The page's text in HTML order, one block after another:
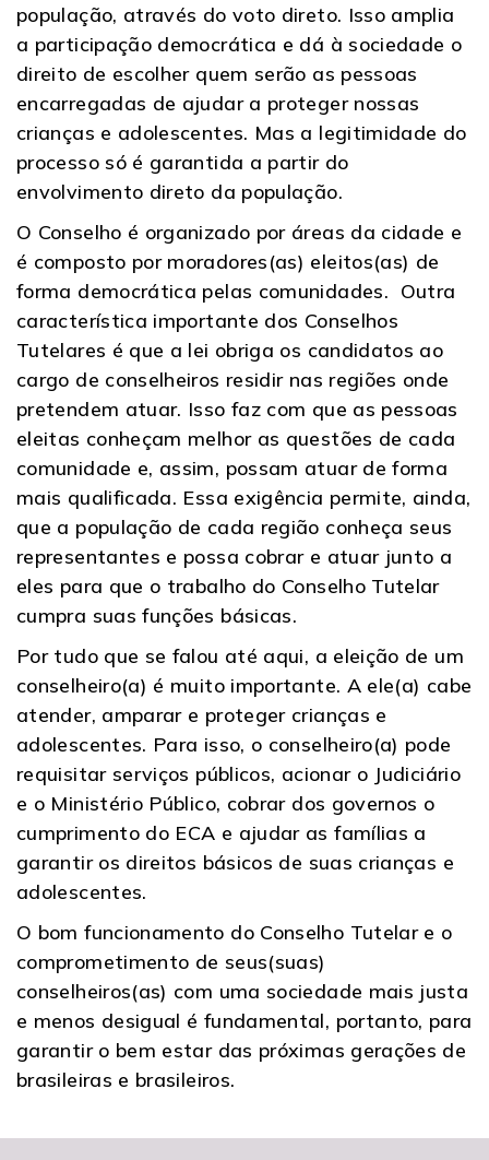
população, através do voto direto. Isso amplia
a participação democrática e dá à sociedade o
direito de escolher quem serão as pessoas
encarregadas de ajudar a proteger nossas
crianças e adolescentes. Mas a legitimidade do
processo só é garantida a partir do
envolvimento direto da população.
O Conselho é organizado por áreas da cidade e
é composto por moradores(as) eleitos(as) de
forma democrática pelas comunidades. Outra
característica importante dos Conselhos
Tutelares é que a lei obriga os candidatos ao
cargo de conselheiros residir nas regiões onde
pretendem atuar. Isso faz com que as pessoas
eleitas conheçam melhor as questões de cada
comunidade e, assim, possam atuar de forma
mais qualificada. Essa exigência permite, ainda,
que a população de cada região conheça seus
representantes e possa cobrar e atuar junto a
eles para que o trabalho do Conselho Tutelar
cumpra suas funções básicas.
Por tudo que se falou até aqui, a eleição de um
conselheiro(a) é muito importante. A ele(a) cabe
atender, amparar e proteger crianças e
adolescentes. Para isso, o conselheiro(a) pode
requisitar serviços públicos, acionar o Judiciário
e o Ministério Público, cobrar dos governos o
cumprimento do ECA e ajudar as famílias a
garantir os direitos básicos de suas crianças e
adolescentes.
O bom funcionamento do Conselho Tutelar e o
comprometimento de seus(suas)
conselheiros(as) com uma sociedade mais justa
e menos desigual é fundamental, portanto, para
garantir o bem estar das próximas gerações de
brasileiras e brasileiros.